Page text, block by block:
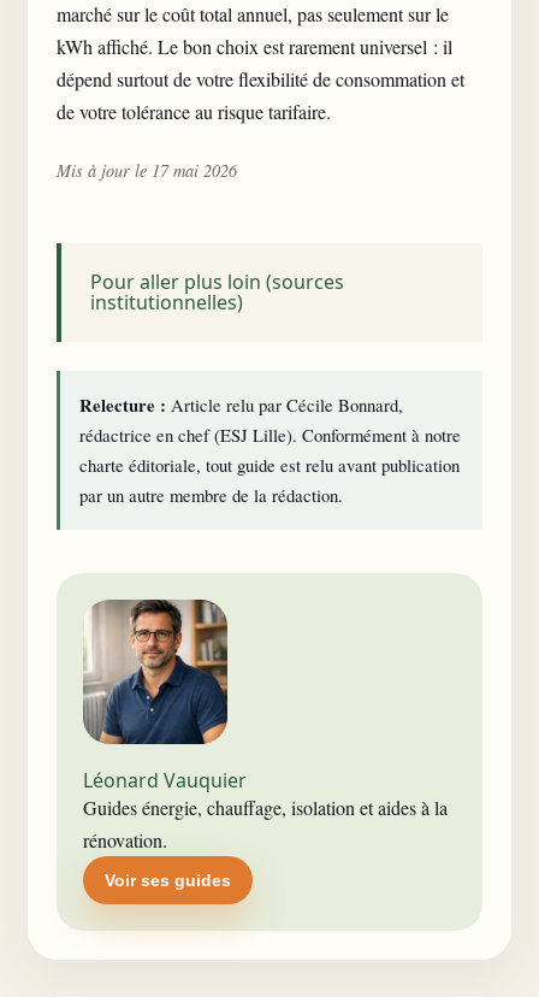
marché sur le coût total annuel, pas seulement sur le
kWh affiché. Le bon choix est rarement universel : il
dépend surtout de votre flexibilité de consommation et
de votre tolérance au risque tarifaire.
Mis à jour le 17 mai 2026
Pour aller plus loin (sources
institutionnelles)
Relecture : Article relu par Cécile Bonnard,
rédactrice en chef (ESJ Lille). Conformément à notre
charte éditoriale, tout guide est relu avant publication
par un autre membre de la rédaction.
Léonard Vauquier
Guides énergie, chauffage, isolation et aides à la
rénovation.
Voir ses guides